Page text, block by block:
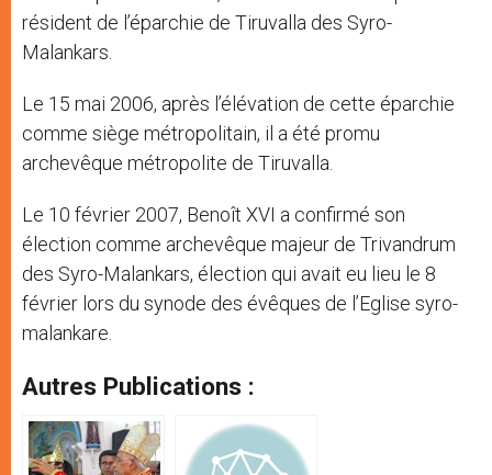
résident de l’éparchie de Tiruvalla des Syro-
Malankars.
Le 15 mai 2006, après l’élévation de cette éparchie
comme siège métropolitain, il a été promu
archevêque métropolite de Tiruvalla.
Le 10 février 2007, Benoît XVI a confirmé son
élection comme archevêque majeur de Trivandrum
des Syro-Malankars, élection qui avait eu lieu le 8
février lors du synode des évêques de l’Eglise syro-
malankare.
Autres Publications :